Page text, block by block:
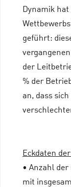
Dynamik
geführt:
der
% der
an, dass
Eckdaten
• Anzahl
mit